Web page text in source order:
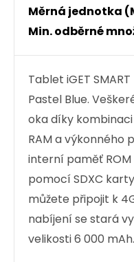
Měrná jednotka
Min. odběrné
Tablet iGET
Pastel Blue.
oka díky
RAM a výkonného
interní paměť
pomocí SDXC
můžete připojit k
nabíjení se stará
velikosti 6 000 mAh.